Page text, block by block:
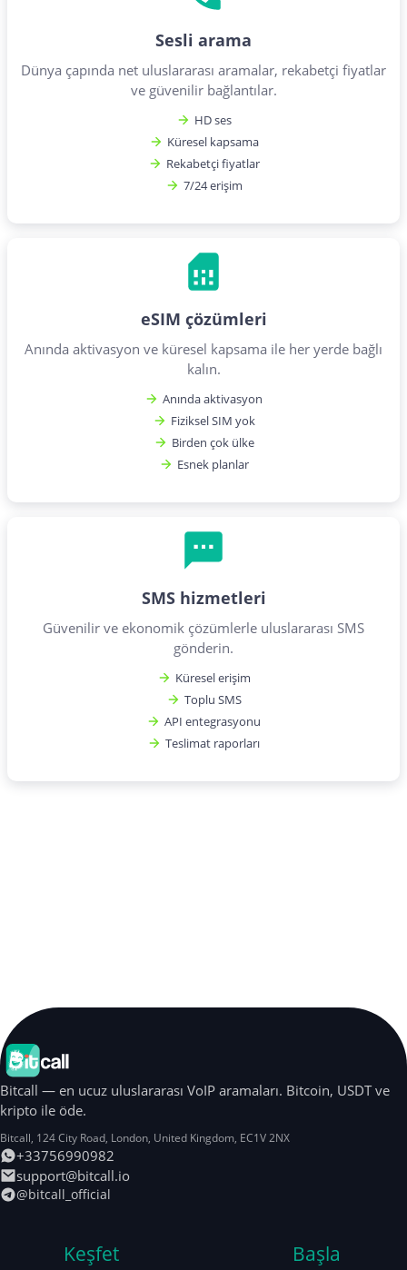
Sesli arama
Dünya çapında net uluslararası aramalar, rekabetçi fiyatlar
ve güvenilir bağlantılar.
HD ses
Küresel kapsama
Rekabetçi fiyatlar
7/24 erişim
eSIM çözümleri
Anında aktivasyon ve küresel kapsama ile her yerde bağlı
kalın.
Anında aktivasyon
Fiziksel SIM yok
Birden çok ülke
Esnek planlar
SMS hizmetleri
Güvenilir ve ekonomik çözümlerle uluslararası SMS
gönderin.
Küresel erişim
Toplu SMS
API entegrasyonu
Teslimat raporları
Bitcall — en ucuz uluslararası VoIP aramaları. Bitcoin, USDT ve
kripto ile öde.
Bitcall, 124 City Road, London, United Kingdom, EC1V 2NX
+33756990982
support@bitcall.io
@bitcall_official
Keşfet Başla